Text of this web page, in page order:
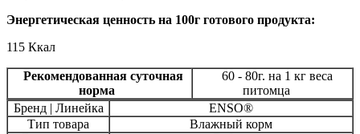
Энергетическая ценность на 100г готового продукта:
115 Ккал
Рекомендованная суточная
норма
60 - 80г. на 1 кг веса
питомца
Бренд | Линейка
ENSO®
Тип товара
Влажный корм